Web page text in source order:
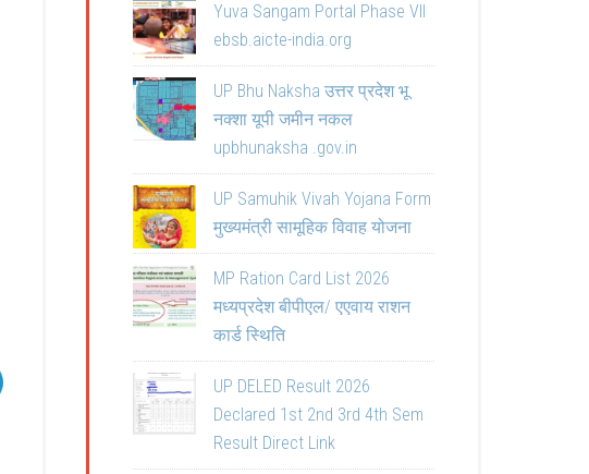
Yuva Sangam Portal Phase VII
ebsb.aicte-india.org
UP Bhu Naksha उत्तर प्रदेश भू
नक्शा यूपी जमीन नकल
upbhunaksha .gov.in
UP Samuhik Vivah Yojana Form
मुख्यमंत्री सामूहिक विवाह योजना
MP Ration Card List 2026
मध्यप्रदेश बीपीएल/ एएवाय राशन
कार्ड स्थिति
UP DELED Result 2026
Declared 1st 2nd 3rd 4th Sem
Result Direct Link